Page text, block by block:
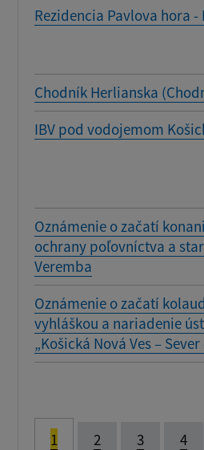
Rezidencia Pavlova hora
Chodník Herlianska
IBV pod vodojemom
Oznámenie o začatí
ochrany poľovníctva a
Veremba
Oznámenie o začatí
vyhláškou a nariadenie
„Košická Nová Ves –
1 2 3 4